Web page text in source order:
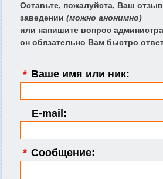
Оставьте, пожалуйста, Ваш
заведении (можно анонимно)
или напишите вопрос
он обязательно Вам быстро
* Ваше имя или ник:
E-mail:
* Сообщение: